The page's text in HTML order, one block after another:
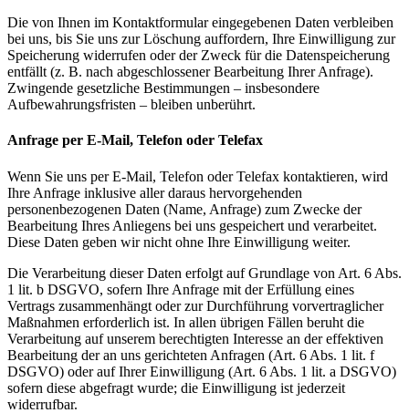
Die von Ihnen im Kontaktformular eingegebenen Daten verbleiben
bei uns, bis Sie uns zur Löschung auffordern, Ihre Einwilligung zur
Speicherung widerrufen oder der Zweck für die Datenspeicherung
entfällt (z. B. nach abgeschlossener Bearbeitung Ihrer Anfrage).
Zwingende gesetzliche Bestimmungen – insbesondere
Aufbewahrungsfristen – bleiben unberührt.
Anfrage per E-Mail, Telefon oder Telefax
Wenn Sie uns per E-Mail, Telefon oder Telefax kontaktieren, wird
Ihre Anfrage inklusive aller daraus hervorgehenden
personenbezogenen Daten (Name, Anfrage) zum Zwecke der
Bearbeitung Ihres Anliegens bei uns gespeichert und verarbeitet.
Diese Daten geben wir nicht ohne Ihre Einwilligung weiter.
Die Verarbeitung dieser Daten erfolgt auf Grundlage von Art. 6 Abs.
1 lit. b DSGVO, sofern Ihre Anfrage mit der Erfüllung eines
Vertrags zusammenhängt oder zur Durchführung vorvertraglicher
Maßnahmen erforderlich ist. In allen übrigen Fällen beruht die
Verarbeitung auf unserem berechtigten Interesse an der effektiven
Bearbeitung der an uns gerichteten Anfragen (Art. 6 Abs. 1 lit. f
DSGVO) oder auf Ihrer Einwilligung (Art. 6 Abs. 1 lit. a DSGVO)
sofern diese abgefragt wurde; die Einwilligung ist jederzeit
widerrufbar.